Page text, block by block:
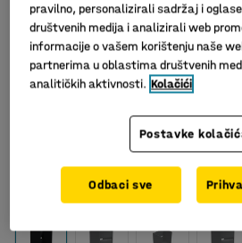
pravilno, personalizirali sadržaj i
društvenih medija i analizirali web
informacije o vašem korištenju naše
partnerima u oblastima društvenih
analitičkih aktivnosti. Kolačići
Postavke
Odbaci sve